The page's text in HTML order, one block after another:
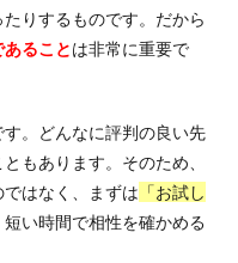
りするものです。だから
ることは非常に重要で
。どんなに評判の良い先
もあります。そのため、
はなく、まずは 「お試し
短い時間で相性を確かめる